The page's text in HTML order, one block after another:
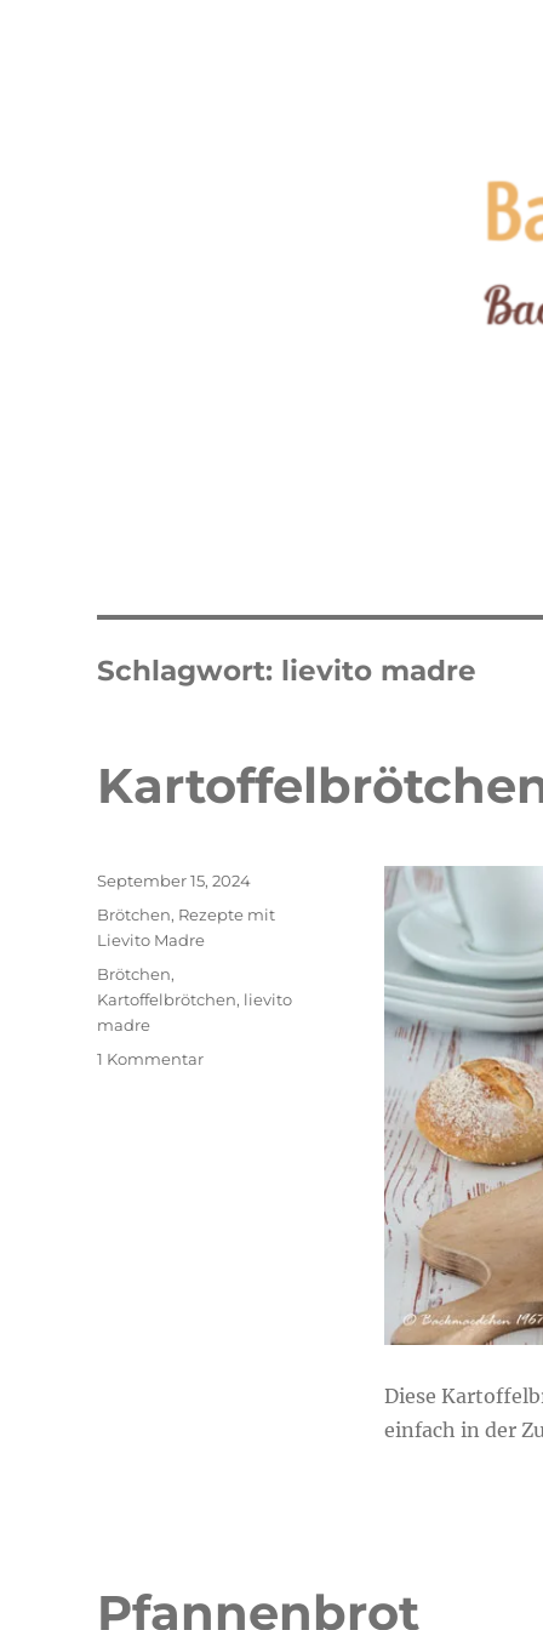
Schlagwort: lievito madre
Diese
einfach in der
Veröffentlicht
am
September 15, 2024
Kategorien
Brötchen, Rezepte mit
Lievito Madre
Schlagwörter
Brötchen,
Kartoffelbrötchen, lievito
madre
1 Kommentarzu
Pfannenbrot